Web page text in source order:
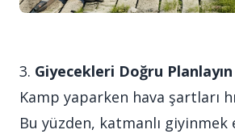
3. Giyecekleri Doğru Planlayın
Kamp yaparken hava şartları
Bu yüzden, katmanlı giyinmek